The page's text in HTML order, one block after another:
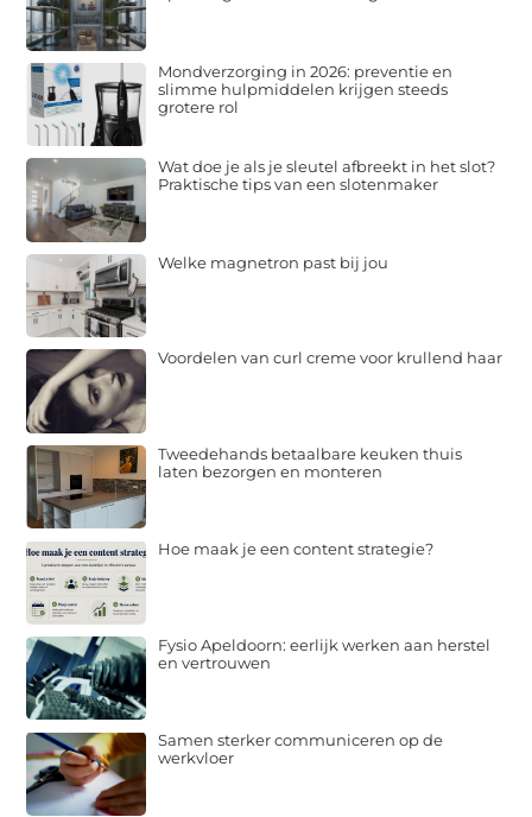
Mondverzorging in 2026: preventie en
slimme hulpmiddelen krijgen steeds
grotere rol
Wat doe je als je sleutel afbreekt in het slot?
Praktische tips van een slotenmaker
Welke magnetron past bij jou
Voordelen van curl creme voor krullend haar
Tweedehands betaalbare keuken thuis
laten bezorgen en monteren
Hoe maak je een content strategie?
Fysio Apeldoorn: eerlijk werken aan herstel
en vertrouwen
Samen sterker communiceren op de
werkvloer